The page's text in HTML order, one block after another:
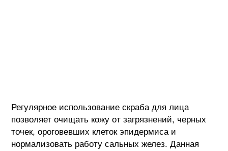
Регулярное использование скраба для лица
позволяет очищать кожу от загрязнений, черных
точек, ороговевших клеток эпидермиса и
нормализовать работу сальных желез. Данная